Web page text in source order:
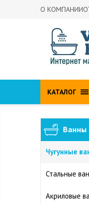
О КОМПАНИИ
КАТАЛОГ
Ванны
Чугунные
Стальные
Акриловые